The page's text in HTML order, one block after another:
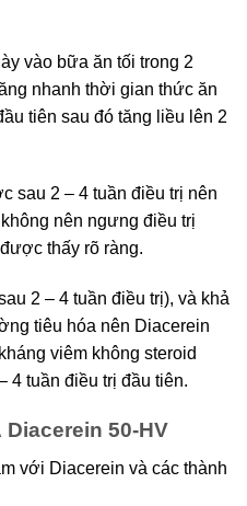
vào bữa ăn tối trong 2
nhanh thời gian thức ăn
tiên sau đó tăng liều lên 2
sau 2 – 4 tuần điều trị nên
nên ngưng điều trị
thấy rõ ràng.
2 – 4 tuần điều trị), và khả
tiêu hóa nên Diacerein
viêm không steroid
4 tuần điều trị đầu tiên.
Diacerein 50-HV
với Diacerein và các thành